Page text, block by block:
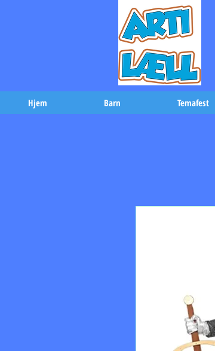
Hjem Barn Temafest